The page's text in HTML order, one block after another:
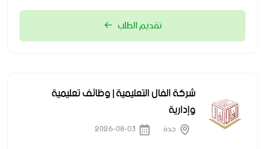
تقديم الطلب
شركة الفال التعليمية | وظائف تعليمية
وإدارية
جدة